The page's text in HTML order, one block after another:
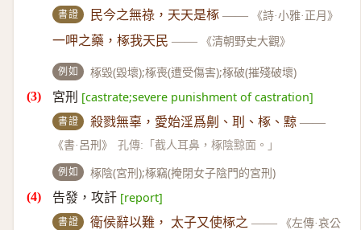
書證 民今之無祿，天天是椓 —— 《詩·小雅·正月》
一呷之藥，椓我天民 —— 《清朝野史大觀》
例如 椓毀(毀壞);椓喪(遭受傷害);椓破(摧殘破壞)
宮刑 [castrate;severe punishment of castration]
書證 殺戮無辜，愛始淫爲劓、刵、椓、黥 ——
《書·呂刑》 孔傳:「截人耳鼻，椓陰黥面。」
例如 椓陰(宮刑);椓竊(掩閉女子陰門的宮刑)
告發，攻訐 [report]
書證 衛侯辭以難， 太子又使椓之 ——
《左傳·哀公